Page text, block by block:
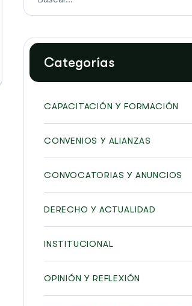
Categorías
CAPACITACIÓN Y FORMACIÓN
CONVENIOS Y ALIANZAS
CONVOCATORIAS Y ANUNCIOS
DERECHO Y ACTUALIDAD
INSTITUCIONAL
OPINIÓN Y REFLEXIÓN